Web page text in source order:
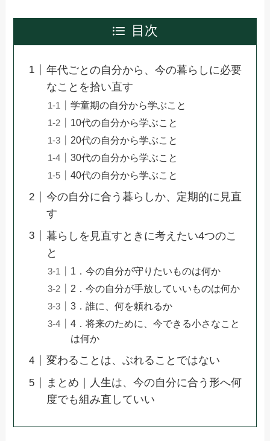
目次
年代ごとの自分から、今の暮らしに必要
なことを拾い直す
学童期の自分から学ぶこと
10代の自分から学ぶこと
20代の自分から学ぶこと
30代の自分から学ぶこと
40代の自分から学ぶこと
今の自分に合う暮らしか、定期的に見直
す
暮らしを見直すときに考えたい4つのこ
と
1．今の自分が守りたいものは何か
2．今の自分が手放していいものは何か
3．誰に、何を頼れるか
4．将来のために、今できる小さなこと
は何か
変わることは、ぶれることではない
まとめ｜人生は、今の自分に合う形へ何
度でも組み直していい